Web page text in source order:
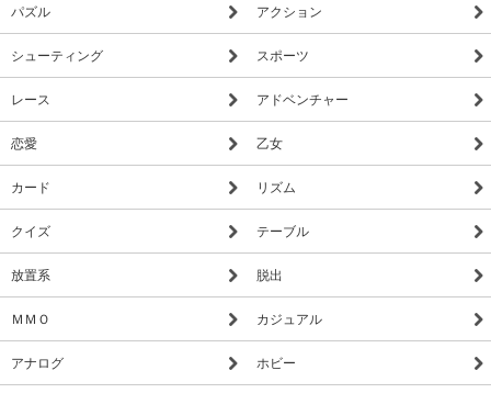
パズル アクション
シューティング スポーツ
レース アドベンチャー
恋愛 乙女
カード リズム
クイズ テーブル
放置系 脱出
ＭＭＯ カジュアル
アナログ ホビー